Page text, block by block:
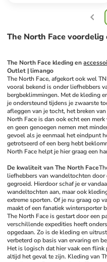
The North Face
The North Face kleding en
Outlet | limango
The North Face, afgekort ook wel
vooral bekend is onder liefhebbers
bergbeklimmingen. Met de kleding
je ondersteund tijdens je zwaarste
afleggen van je tocht, het breken
North Face is dan ook echt een
en geen genoegen nemen met
gevoel als je eenmaal het eindpunt
getrotseerd of een berg hebt
North Face helpt je hier graag een
De kwaliteit van The North Face
liefhebbers van wandeltochten door
gegroeid. Hierdoor schaf je er
wandeltochten aan, maar ook
extreme sporten. Of je nu graag op
maakt of een fanatiek wintersporter
The North Face is gestart door een
verschillende expedities heeft
opgedaan. Zo is de kleding en
verbeterd op basis van ervaring en
Het is logisch dat hier vaak een
altijd het geval te zijn. Kleding van